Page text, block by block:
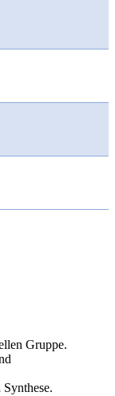
Gruppe.